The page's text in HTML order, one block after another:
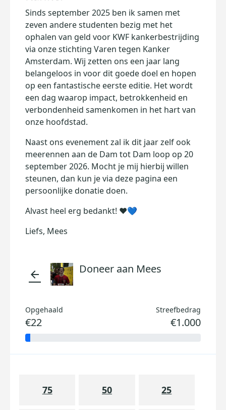
Sinds september 2025 ben ik samen met
zeven andere studenten bezig met het
ophalen van geld voor KWF kankerbestrijding
via onze stichting Varen tegen Kanker
Amsterdam. Wij zetten ons een jaar lang
belangeloos in voor dit goede doel en hopen
op een fantastische eerste editie. Het wordt
een dag waarop impact, betrokkenheid en
verbondenheid samenkomen in het hart van
onze hoofdstad.
Naast ons evenement zal ik dit jaar zelf ook
meerennen aan de Dam tot Dam loop op 20
september 2026. Mocht je mij hierbij willen
steunen, dan kun je via deze pagina een
persoonlijke donatie doen.
Alvast heel erg bedankt! ❤️💙
Liefs, Mees
arrow_back Doneer aan Mees
Opgehaald
€22
Streefbedrag
€1.000
75 50 25